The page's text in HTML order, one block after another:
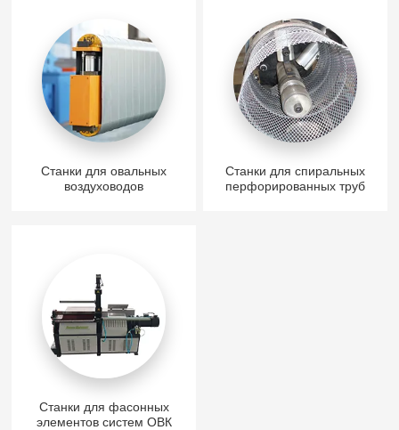
Станки для овальных
воздуховодов
Станки для спиральных
перфорированных труб
Станки для фасонных
элементов систем ОВК